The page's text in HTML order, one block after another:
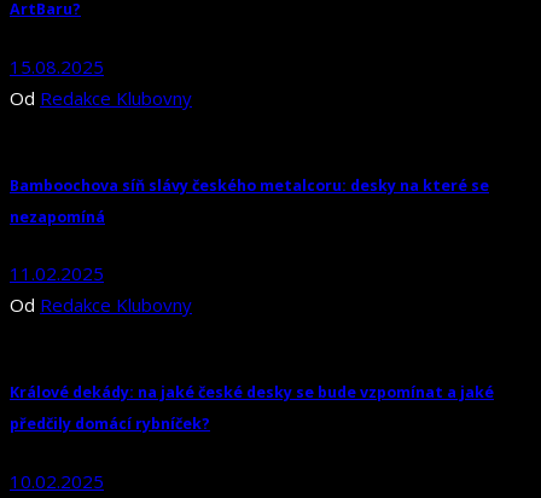
ArtBaru?
15.08.2025
Od Redakce Klubovny
Bamboochova síň slávy českého metalcoru: desky na které se
nezapomíná
11.02.2025
Od Redakce Klubovny
Králové dekády: na jaké české desky se bude vzpomínat a jaké
předčily domácí rybníček?
10.02.2025